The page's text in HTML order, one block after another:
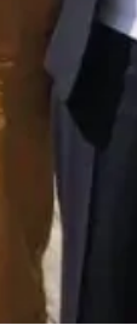
ist der
für
und
und